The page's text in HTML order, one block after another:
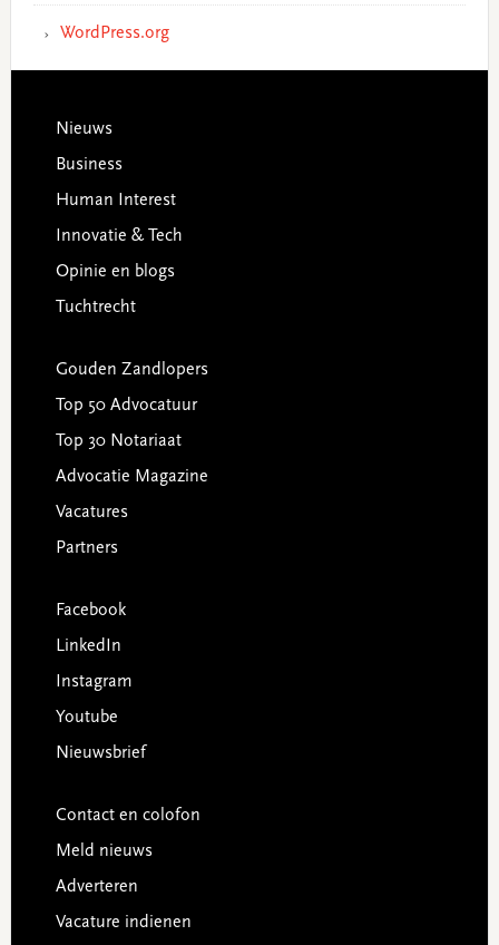
WordPress.org
Footer
Nieuws
Business
Human Interest
Innovatie & Tech
Opinie en blogs
Tuchtrecht
Gouden Zandlopers
Top 50 Advocatuur
Top 30 Notariaat
Advocatie Magazine
Vacatures
Partners
Facebook
LinkedIn
Instagram
Youtube
Nieuwsbrief
Contact en colofon
Meld nieuws
Adverteren
Vacature indienen